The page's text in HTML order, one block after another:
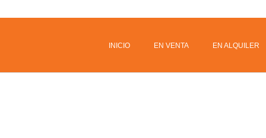
INICIO EN VENTA EN ALQUILER